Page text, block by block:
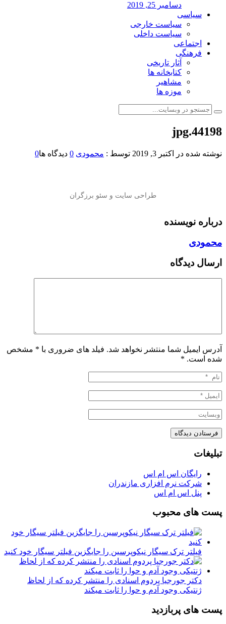
دسامبر 25, 2019
سیاسی
سیاست خارجی
سیاست داخلی
اجتماعی
فرهنگی
آثار تاریخی
کتابخانه ها
مشاهیر
موزه ها
44198.jpg
نوشته شده در اکتبر 3, 2019 توسط : محمودی 0 دیدگاه ها0
درباره نویسنده
محمودی
ارسال دیدگاه
آدرس ایمیل شما منتشر نخواهد شد. فیلد های ضروری با * مشخص
شده است. *
تبلیغات
رایگان اس ام اس
شرکت نرم افزاری مازندران
پنل اس ام اس
پست های محبوب
فیلتر ترک سیگار نیکوپرسین را جایگزین فیلتر سیگار خود کنید
دکتر جورجیا پردوم اسنادی را منتشر کرده که از لحاظ
ژنتیکی وجود آدم و حوا را ثابت میکند
پست های پربازدید